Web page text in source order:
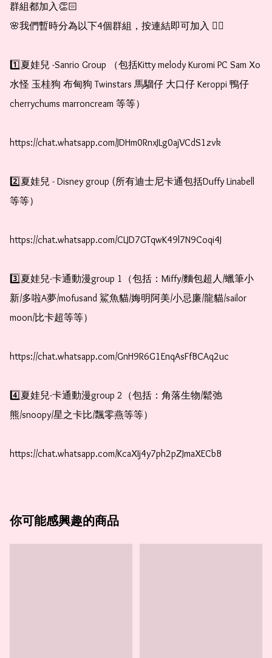
群組都加入👏🏻
🌸我們暫時分為以下4個群組，按連結即可加入 👇🏻
1️⃣夏娃兒 -Sanrio Group （包括Kitty melody Kuromi PC Sam Xo
水怪 玉桂狗 布甸狗 Twinstars 馬騮仔 大口仔 Keroppi 鴨仔
cherrychums marroncream 等等）
https://chat.whatsapp.com/JDHm0RnxJLg0ajVCdS1zvk
2️⃣夏娃兒 - Disney group (所有迪士尼卡通包括Duffy Linabell
等等）
https://chat.whatsapp.com/CLJD7GTqwK49l7N9Coqi4J
3️⃣夏娃兒-卡通動漫group 1（包括：Miffy/麵包超人/蠟筆小
新/多啦A夢/mofusand 鯊魚貓/娒明阿美/小忌廉/龍貓/sailor
moon/比卡超等等）
https://chat.whatsapp.com/GnH9R6G1EnqAsFfBCAq2uc
4️⃣夏娃兒-卡通動漫group 2（包括：角落生物/鬆弛
熊/snoopy/星之卡比/飄零燕等等）
https://chat.whatsapp.com/KcaXIj4y7ph2pZJmaXECbB
你可能感興趣的商品